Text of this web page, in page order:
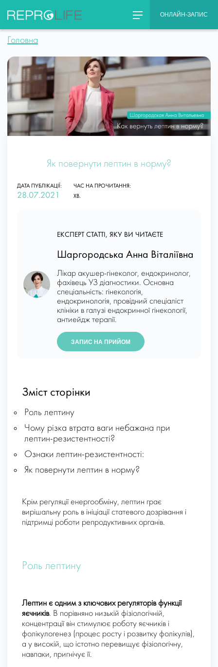
content
ОНЛАЙН-ЗАПИС
Головна
Як повернути лептин в норму?
ДАТА ПУБЛІКАЦІЇ:
28.07.2021
ЧАС НА ПРОЧИТАННЯ:
ХВ.
ЕКСПЕРТ СТАТТІ, ЯКУ ВИ ЧИТАЄТЕ
Шаргородська Анна Віталіївна
Лікар акушер-гінеколог, ендокринолог,
фахівець УЗ діагностики. Основна
спеціальність: гінекологія,
ендокринологія, провідний спеціаліст
клініки в галузі ендокринної гінекології,
антиейдж терапії.
ЗАПИС НА ПРИЙОМ
Зміст сторінки
Роль лептину
Чому різка втрата ваги небажана при
лептин-резистентності?
Ознаки лептин-резистентності:
Як повернути лептин в норму?
Крім регуляції енергообміну, лептин грає
вирішальну роль в ініціації статевого дозрівання і
підтримці роботи репродуктивних органів.
Роль лептину
Лептин є одним з ключових регуляторів функції
яєчників. В порівняно низькій фізіологічній,
концентрації він стимулює роботу яєчників і
фолікулогенез (процес росту і розвитку фолікулів),
а у високій, що істотно перевищує фізіологічну,
навпаки, пригнічує її.